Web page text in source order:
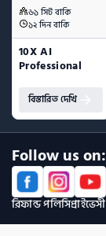
৬১ সিট বাকি
১২ দিন বাকি
10X AI
Professional
বিস্তারিত দেখি
Follow us on:
রিফান্ড পলিসি